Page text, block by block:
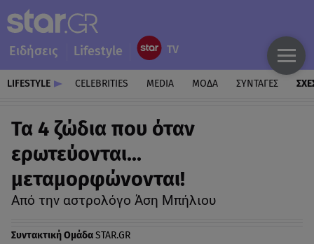
Ειδήσεις Lifestyle
LIFESTYLE CELEBRITIES MEDIA ΜΟΔΑ ΣΥΝΤΑΓΕΣ
Τα 4 ζώδια που όταν
ερωτεύονται…
μεταμορφώνονται!
Από την αστρολόγο Άση Μπήλιου
Συντακτική ΟμάδαSTAR.GR